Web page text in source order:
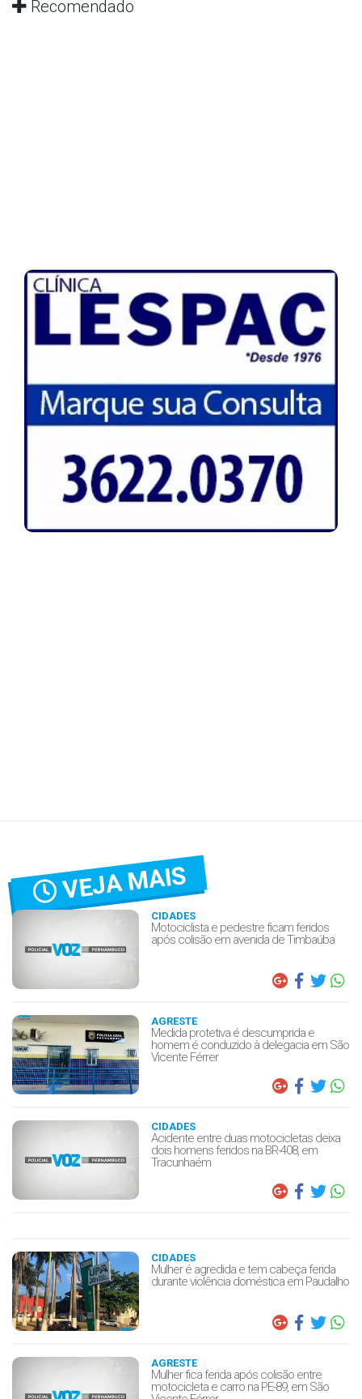
Recomendado
VEJA MAIS
CIDADES
Motociclista e pedestre ficam feridos
após colisão em avenida de Timbaúba
AGRESTE
Medida protetiva é descumprida e
homem é conduzido à delegacia em São
Vicente Férrer
CIDADES
Acidente entre duas motocicletas deixa
dois homens feridos na BR-408, em
Tracunhaém
CIDADES
Mulher é agredida e tem cabeça ferida
durante violência doméstica em Paudalho
AGRESTE
Mulher fica ferida após colisão entre
motocicleta e carro na PE-89, em São